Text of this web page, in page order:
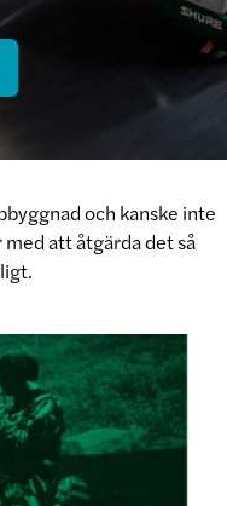
och kanske inte
att åtgärda det så